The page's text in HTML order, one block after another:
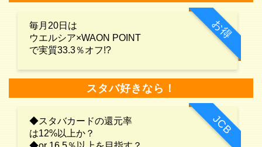
お得
毎月20日は
ウエルシア×WAON POINT
で実質33.3％オフ!?
スタバ好きなら！
JCB
◆スタバカードの還元率
は12%以上か？